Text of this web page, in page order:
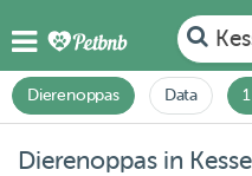
Dierenoppas Data
Dierenoppas in